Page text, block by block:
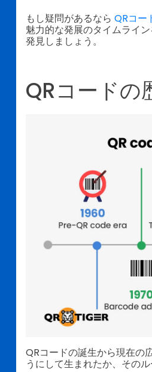
もし疑問があるなら QRコー
魅力的な発展のタイムライ
発見しましょう。
QRコードの
QRコードの誕生から現在の
うにして生まれたか、その